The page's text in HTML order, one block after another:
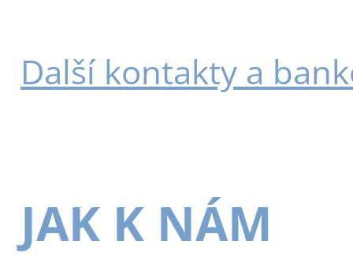
Další kontakty a
JAK K NÁM